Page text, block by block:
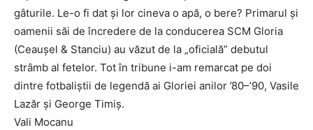
gâturile. Le-o fi dat și lor cineva o apă, o bere? Primarul și
oamenii săi de încredere de la conducerea SCM Gloria
(Ceaușel & Stanciu) au văzut de la „oficială” debutul
strâmb al fetelor. Tot în tribune i-am remarcat pe doi
dintre fotbaliștii de legendă ai Gloriei anilor ’80–’90, Vasile
Lazăr și George Timiș.
Vali Mocanu